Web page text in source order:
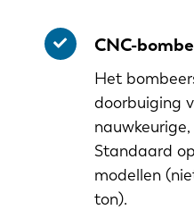
CNC-
Het
doorbuiging
Standaard
modellen
ton).